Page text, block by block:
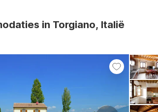
in Torgiano, Italië